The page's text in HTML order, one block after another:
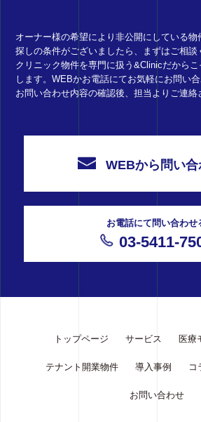
オーナー様の希望により非公開にしている
探しの条件がございましたら、まずはご相談
クリニック物件を専門に扱う&Clinicだから
します。WEBかお電話にてお気軽にお問い合
お問い合わせ内容の確認後、担当よりご連絡
WEBから問い合
お電話にて問い合わせ
03-5411-
トップページ サービス 医療
テナント開業物件 導入事例 コ
お問い合わせ